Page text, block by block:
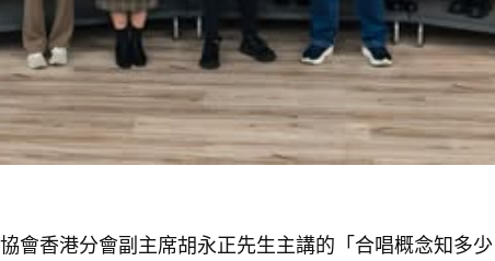
會香港分會副主席胡永正先生主講的「合唱概念知多